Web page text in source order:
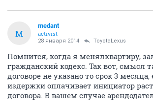
M
medant
activist
28 января 2014 ToyotaLexus
Помнится, когда я менялквартиру,
гражданский кодекс. Так вот, смысл
договоре не указано то срок 3
издержки оплачивает инициатор
договора. В вашем случае